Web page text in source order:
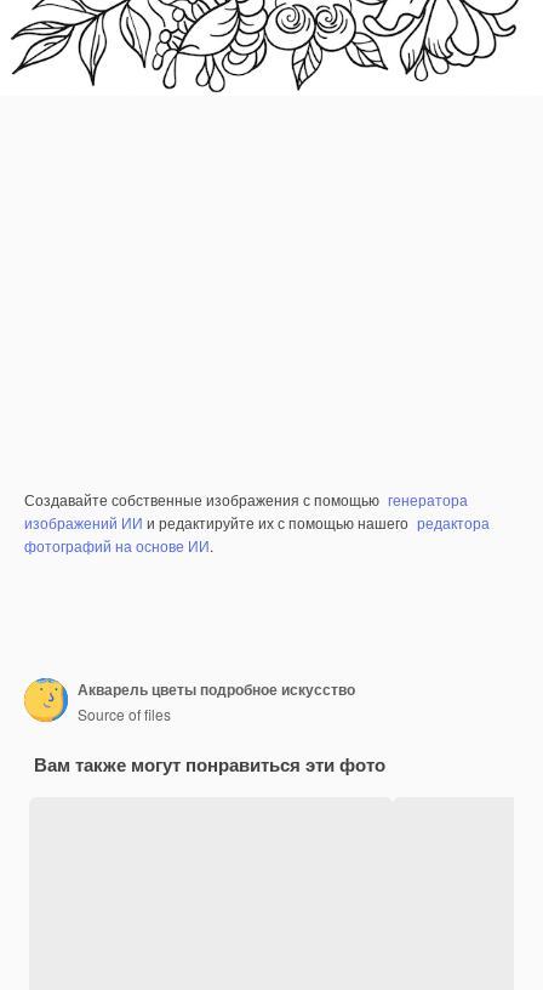
Создавайте собственные изображения с помощью генератора
изображений ИИ и редактируйте их с помощью нашего редактора
фотографий на основе ИИ.
Акварель цветы подробное искусство
Source of files
Вам также могут понравиться эти фото